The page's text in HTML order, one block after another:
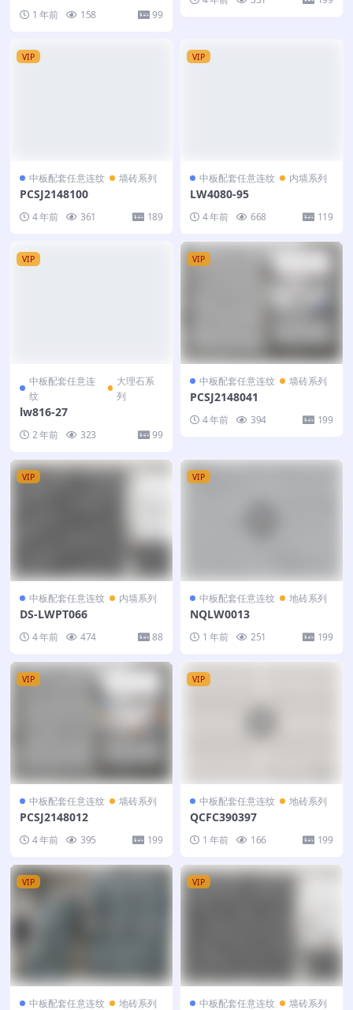
1 年前 158 99
VIP
中板配套任意连纹 墙砖系列
PCSJ2148100
4 年前 361 189
VIP
中板配套任意连纹 内墙系列
LW4080-95
4 年前 668 119
VIP
中板配套任意连
纹
大理石系
列
lw816-27
2 年前 323 99
VIP
中板配套任意连纹 墙砖系列
PCSJ2148041
4 年前 394 199
VIP
中板配套任意连纹 内墙系列
DS-LWPT066
4 年前 474 88
VIP
中板配套任意连纹 地砖系列
NQLW0013
1 年前 251 199
VIP
中板配套任意连纹 墙砖系列
PCSJ2148012
4 年前 395 199
VIP
中板配套任意连纹 地砖系列
QCFC390397
1 年前 166 199
VIP
中板配套任意连纹 地砖系列
VIP
中板配套任意连纹 墙砖系列